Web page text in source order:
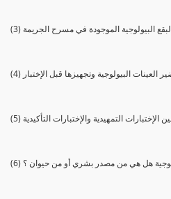
البقع البيولوجية الموجودة في مسرح الجريمة
العينات البيولوجية وتجهيزها قبل الإختبار
الإختبارات التمهيدية والإختبارات التأكيدية
هل هي من مصدر بشري أو من حيوان ؟